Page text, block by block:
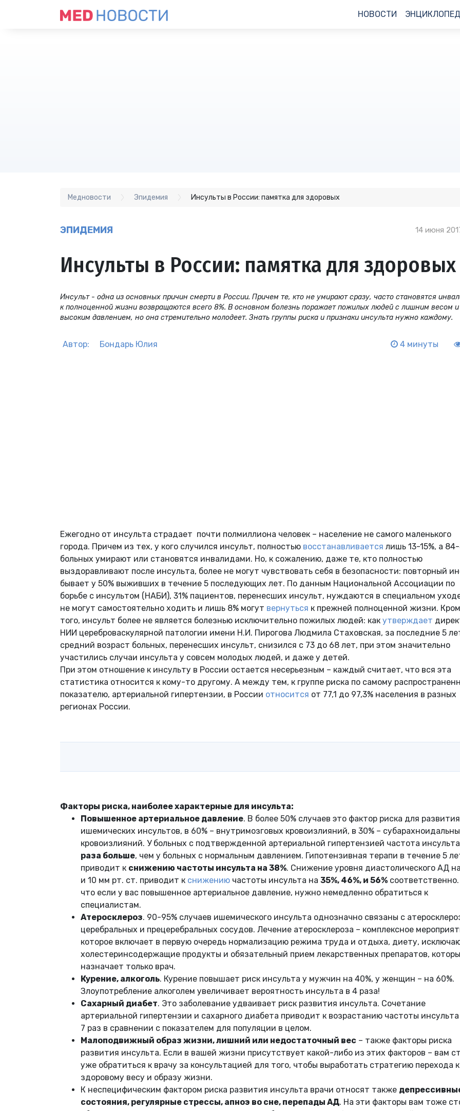
НОВОСТИ
Медновости Эпидемия Инсульты в России: памятка для здоровых
ЭПИДЕМИЯ 14 июня
Инсульты в России: памятка для здоровых
Инсульт - одна из основных причин смерти в России. Причем те, кто не умирают сразу, часто становятся
к полноценной жизни возвращаются всего 8%. В основном болезнь поражает пожилых людей с лишним весом и
высоким давлением, но она стремительно молодеет. Знать группы риска и признаки инсульта нужно каждому.
Автор: Бондарь Юлия 4 минуты
Ежегодно от инсульта страдает почти полмиллиона человек – население не самого маленького
города. Причем из тех, у кого случился инсульт, полностью восстанавливается лишь 13-15%, а
больных умирают или становятся инвалидами. Но, к сожалению, даже те, кто полностью
выздоравливают после инсульта, более не могут чувствовать себя в безопасности: повторный
бывает у 50% выживших в течение 5 последующих лет. По данным Национальной Ассоциации по
борьбе с инсультом (НАБИ), 31% пациентов, перенесших инсульт, нуждаются в специальном
не могут самостоятельно ходить и лишь 8% могут вернуться к прежней полноценной жизни.
того, инсульт более не является болезнью исключительно пожилых людей: как утверждает
НИИ цереброваскулярной патологии имени Н.И. Пирогова Людмила Стаховская, за последние 5
средний возраст больных, перенесших инсульт, снизился с 73 до 68 лет, при этом значительно
участились случаи инсульта у совсем молодых людей, и даже у детей.
При этом отношение к инсульту в России остается несерьезным – каждый считает, что вся эта
статистика относится к кому-то другому. А между тем, к группе риска по самому
показателю, артериальной гипертензии, в России относится от 77,1 до 97,3% населения в разных
регионах России.
Факторы риска, наиболее характерные для инсульта:
Повышенное артериальное давление. В более 50% случаев это фактор риска для развития
ишемических инсультов, в 60% – внутримозговых кровоизлияний, в 30% –
кровоизлияний. У больных с подтвержденной артериальной гипертензией частота
раза больше, чем у больных с нормальным давлением. Гипотензивная терапи в течение 5
приводит к снижению частоты инсульта на 38%. Снижение уровня диастолического АД
и 10 мм рт. ст. приводит к снижению частоты инсульта на 35%, 46%, и 56%
что если у вас повышенное артериальное давление, нужно немедленно обратиться к
специалистам.
Атеросклероз. 90-95% случаев ишемического инсульта однозначно связаны с
церебральных и прецеребральных сосудов. Лечение атеросклероза – комплексное
которое включает в первую очередь нормализацию режима труда и отдыха, диету,
холестеринсодержащие продукты и обязательный прием лекарственных препаратов,
назначает только врач.
Курение, алкоголь. Курение повышает риск инсульта у мужчин на 40%, у женщин – на 60%.
Злоупотребление алкоголем увеличивает вероятность инсульта в 4 раза!
Сахарный диабет. Это заболевание удваивает риск развития инсульта. Сочетание
артериальной гипертензии и сахарного диабета приводит к возрастанию частоты инсульта
7 раз в сравнении с показателем для популяции в целом.
Малоподвижный образ жизни, лишний или недостаточный вес – также факторы риска
развития инсульта. Если в вашей жизни присутствует какой-либо из этих факторов – вам
уже обратиться к врачу за консультацией для того, чтобы выработать стратегию перехода к
здоровому весу и образу жизни.
К неспецифическим фактором риска развития инсульта врачи относят также
состояния, регулярные стрессы, апноэ во сне, перепады АД. На эти факторы вам тоже